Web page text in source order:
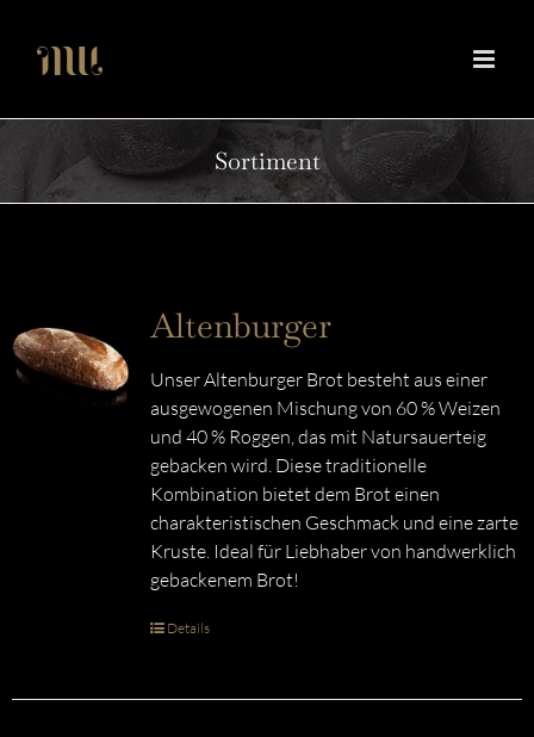
Inhalt
springen
Sortiment
Altenburger
Unser Altenburger Brot besteht aus einer
ausgewogenen Mischung von 60 % Weizen
und 40 % Roggen, das mit Natursauerteig
gebacken wird. Diese traditionelle
Kombination bietet dem Brot einen
charakteristischen Geschmack und eine zarte
Kruste. Ideal für Liebhaber von handwerklich
gebackenem Brot!
Details